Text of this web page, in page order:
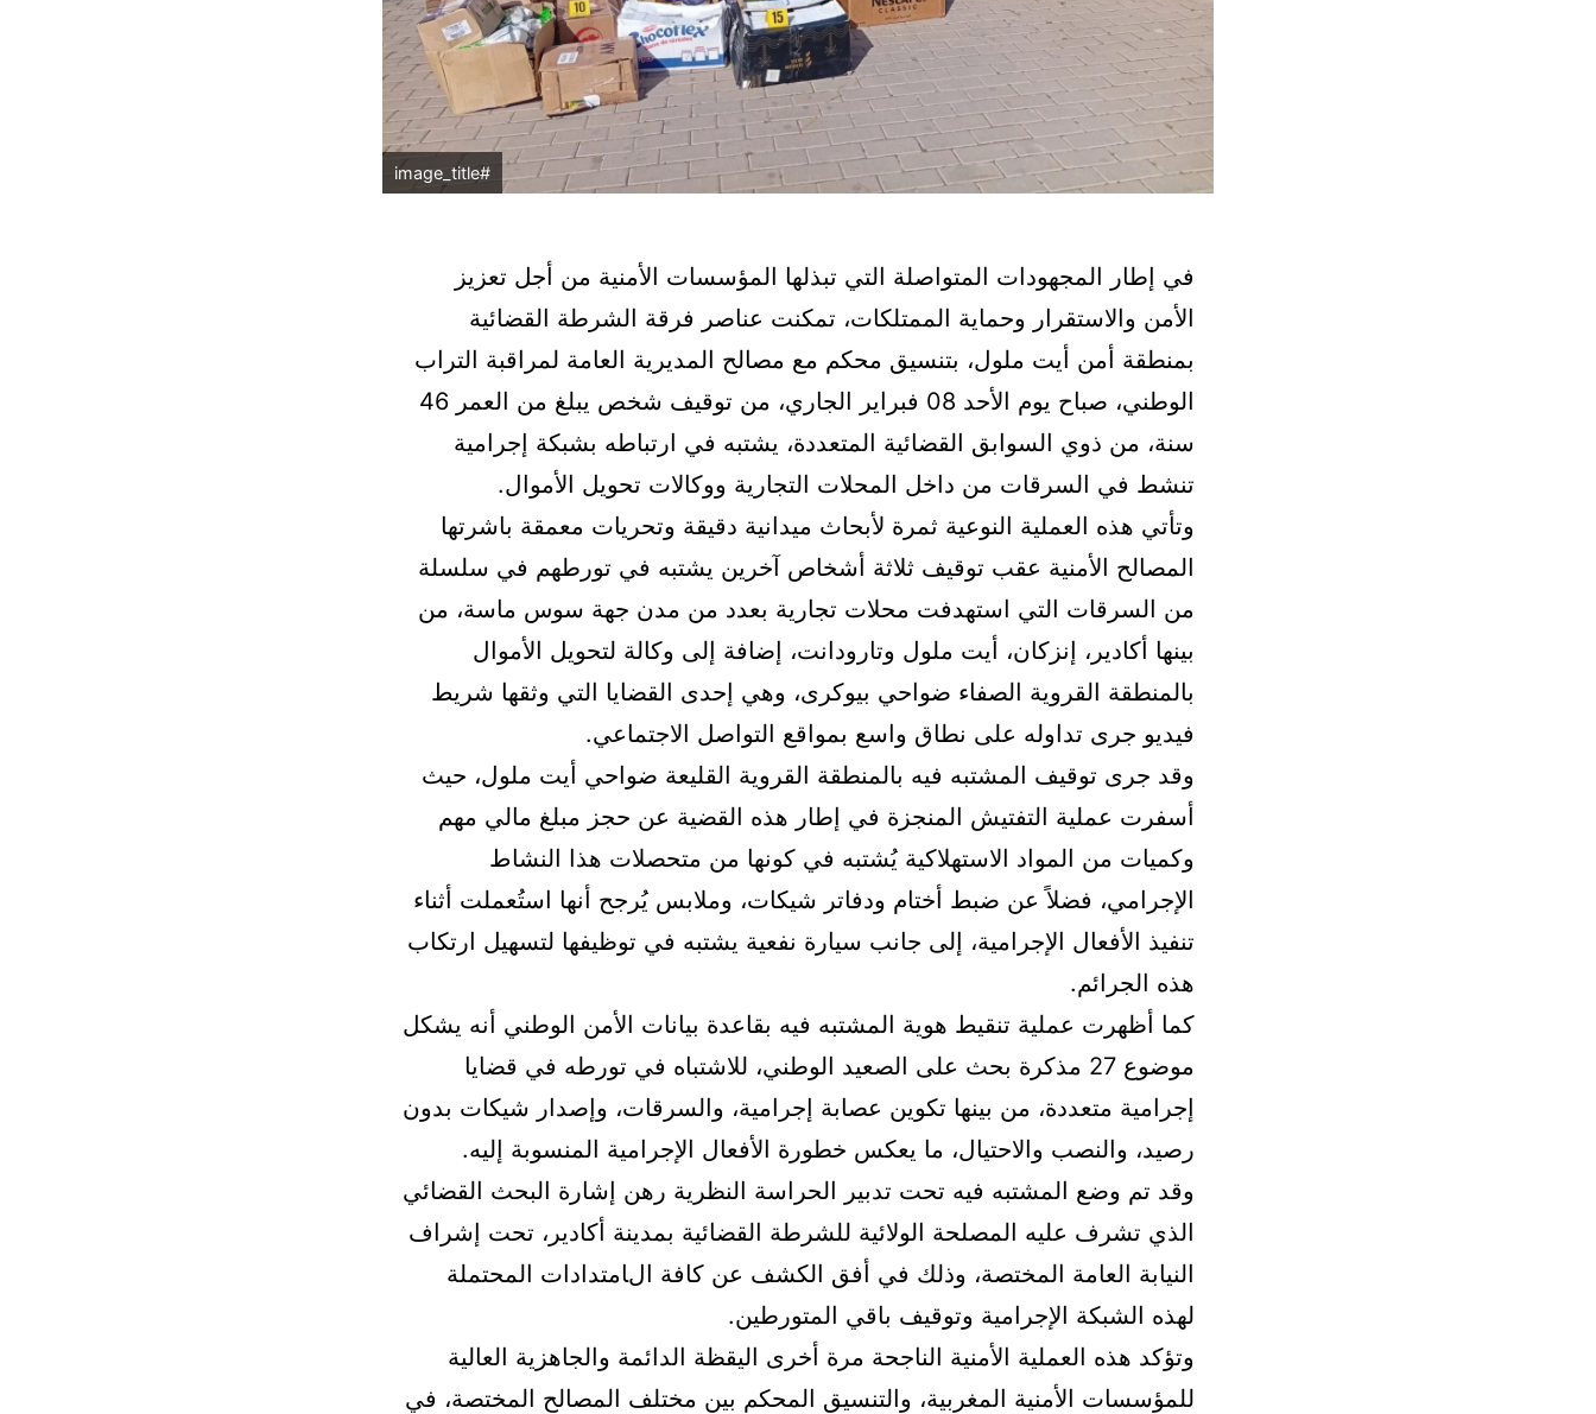
#image_title
في إطار المجهودات المتواصلة التي تبذلها المؤسسات الأمنية من أجل تعزيز
الأمن والاستقرار وحماية الممتلكات، تمكنت عناصر فرقة الشرطة القضائية
بمنطقة أمن أيت ملول، بتنسيق محكم مع مصالح المديرية العامة لمراقبة التراب
الوطني، صباح يوم الأحد 08 فبراير الجاري، من توقيف شخص يبلغ من العمر 46
سنة، من ذوي السوابق القضائية المتعددة، يشتبه في ارتباطه بشبكة إجرامية
تنشط في السرقات من داخل المحلات التجارية ووكالات تحويل الأموال.
وتأتي هذه العملية النوعية ثمرة لأبحاث ميدانية دقيقة وتحريات معمقة باشرتها
المصالح الأمنية عقب توقيف ثلاثة أشخاص آخرين يشتبه في تورطهم في سلسلة
من السرقات التي استهدفت محلات تجارية بعدد من مدن جهة سوس ماسة، من
بينها أكادير، إنزكان، أيت ملول وتارودانت، إضافة إلى وكالة لتحويل الأموال
بالمنطقة القروية الصفاء ضواحي بيوكرى، وهي إحدى القضايا التي وثقها شريط
فيديو جرى تداوله على نطاق واسع بمواقع التواصل الاجتماعي.
وقد جرى توقيف المشتبه فيه بالمنطقة القروية القليعة ضواحي أيت ملول، حيث
أسفرت عملية التفتيش المنجزة في إطار هذه القضية عن حجز مبلغ مالي مهم
وكميات من المواد الاستهلاكية يُشتبه في كونها من متحصلات هذا النشاط
الإجرامي، فضلاً عن ضبط أختام ودفاتر شيكات، وملابس يُرجح أنها استُعملت أثناء
تنفيذ الأفعال الإجرامية، إلى جانب سيارة نفعية يشتبه في توظيفها لتسهيل ارتكاب
هذه الجرائم.
كما أظهرت عملية تنقيط هوية المشتبه فيه بقاعدة بيانات الأمن الوطني أنه يشكل
موضوع 27 مذكرة بحث على الصعيد الوطني، للاشتباه في تورطه في قضايا
إجرامية متعددة، من بينها تكوين عصابة إجرامية، والسرقات، وإصدار شيكات بدون
رصيد، والنصب والاحتيال، ما يعكس خطورة الأفعال الإجرامية المنسوبة إليه.
وقد تم وضع المشتبه فيه تحت تدبير الحراسة النظرية رهن إشارة البحث القضائي
الذي تشرف عليه المصلحة الولائية للشرطة القضائية بمدينة أكادير، تحت إشراف
النيابة العامة المختصة، وذلك في أفق الكشف عن كافة الامتدادات المحتملة
لهذه الشبكة الإجرامية وتوقيف باقي المتورطين.
وتؤكد هذه العملية الأمنية الناجحة مرة أخرى اليقظة الدائمة والجاهزية العالية
للمؤسسات الأمنية المغربية، والتنسيق المحكم بين مختلف المصالح المختصة، في